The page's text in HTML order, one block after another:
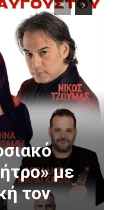
με
τον